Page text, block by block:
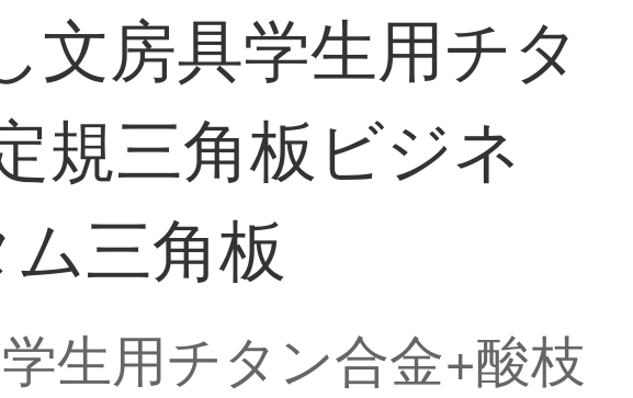
文房具学生用チタ
規三角板ビジネ
三角板
生用チタン合金+酸枝